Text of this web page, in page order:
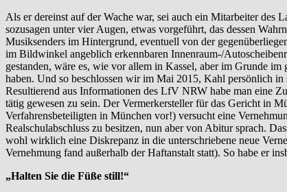
Als er dereinst auf der Wache war, sei auch ein Mitarbeiter des
sozusagen unter vier Augen, etwas vorgeführt, das dessen
Musiksenders im Hintergrund, eventuell von der
im Bildwinkel angeblich erkennbaren Innenraum-/
gestanden, wäre es, wie vor allem in Kassel, aber im Grunde
haben. Und so beschlossen wir im Mai 2015, Kahl persönlich
Resultierend aus Informationen des LfV NRW habe man eine
tätig gewesen zu sein. Der Vermerkersteller für das Gericht in
Verfahrensbeteiligten in München vor!) versucht eine
Realschulabschluss zu besitzen, nun aber von Abitur sprach.
wohl wirklich eine Diskrepanz in die unterschriebene neue
Vernehmung fand außerhalb der Haftanstalt statt). So habe er
„Halten Sie die Füße still!“